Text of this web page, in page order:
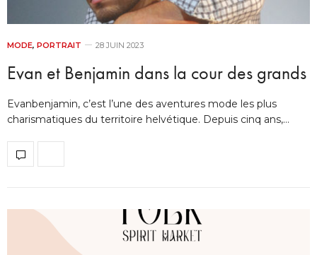
MODE, PORTRAIT 28 JUIN 2023
Evan et Benjamin dans la cour des grands
Evanbenjamin, c’est l’une des aventures mode les plus
charismatiques du territoire helvétique. Depuis cinq ans,…